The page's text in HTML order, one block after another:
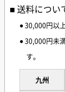
送料につい
● 30,000円以
● 30,000円未
す。
九州